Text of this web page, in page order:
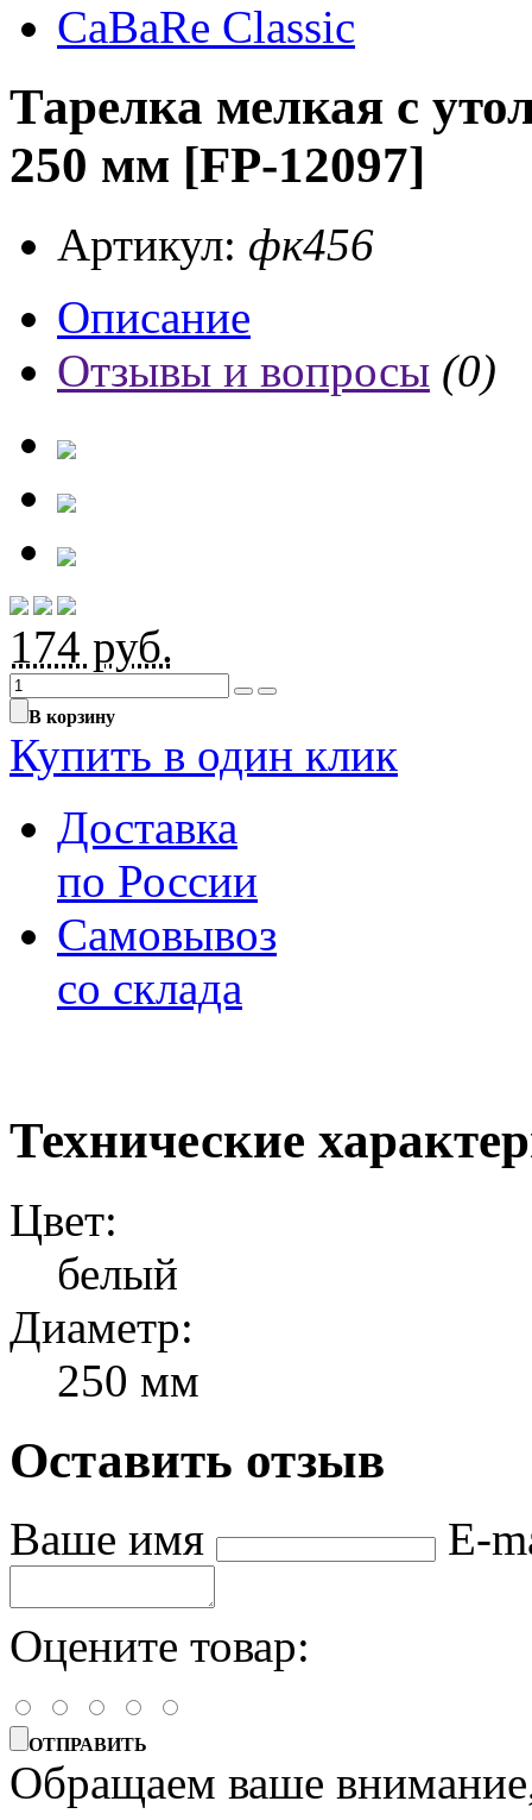
CaBaRe Classic
Тарелка мелкая с
250 мм [FP-12097]
Артикул: фк456
Описание
Отзывы и вопросы (0)
174 руб.
В корзину
Купить в один клик
Доставка
по России
Самовывоз
со склада
Технические
Цвет:
белый
Диаметр:
250 мм
Оставить отзыв
Ваше имя E-
Оцените товар:
ОТПРАВИТЬ
Обращаем ваше